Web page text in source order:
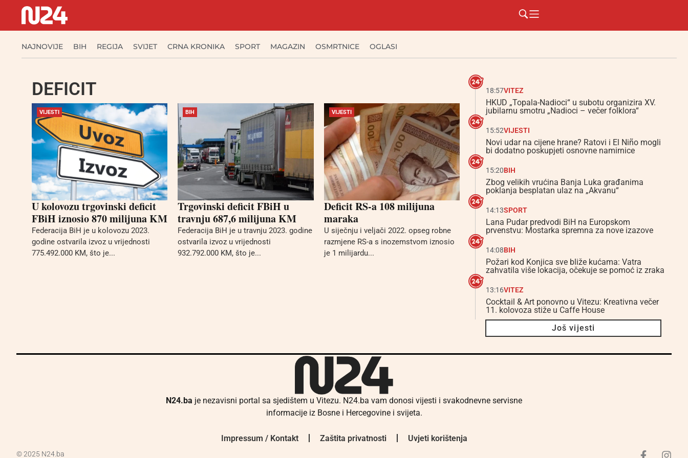
NAJNOVIJE BIH REGIJA SVIJET CRNA KRONIKA SPORT MAGAZIN OSMRTNICE OGLASI
DEFICIT
VIJESTI
U kolovozu trgovinski deficit
FBiH iznosio 870 milijuna KM
Federacija BiH je u kolovozu 2023.
godine ostvarila izvoz u vrijednosti
775.492.000 KM, što je...
BIH
Trgovinski deficit FBiH u
travnju 687,6 milijuna KM
Federacija BiH je u travnju 2023. godine
ostvarila izvoz u vrijednosti
932.792.000 KM, što je...
VIJESTI
Deficit RS-a 108 milijuna
maraka
U siječnju i veljači 2022. opseg robne
razmjene RS-a s inozemstvom iznosio
je 1 milijardu...
18:57VITEZ
HKUD „Topala-Nadioci“ u subotu organizira XV.
jubilarnu smotru „Nadioci – večer folklora“
15:52VIJESTI
Novi udar na cijene hrane? Ratovi i El Niño mogli
bi dodatno poskupjeti osnovne namirnice
15:20BIH
Zbog velikih vrućina Banja Luka građanima
poklanja besplatan ulaz na „Akvanu“
14:13SPORT
Lana Pudar predvodi BiH na Europskom
prvenstvu: Mostarka spremna za nove izazove
14:08BIH
Požari kod Konjica sve bliže kućama: Vatra
zahvatila više lokacija, očekuje se pomoć iz zraka
13:16VITEZ
Cocktail & Art ponovno u Vitezu: Kreativna večer
11. kolovoza stiže u Caffe House
Još vijesti
N24.ba je nezavisni portal sa sjedištem u Vitezu. N24.ba vam donosi vijesti i svakodnevne servisne
informacije iz Bosne i Hercegovine i svijeta.
Impressum / Kontakt Zaštita privatnosti Uvjeti korištenja
© 2025 N24.ba